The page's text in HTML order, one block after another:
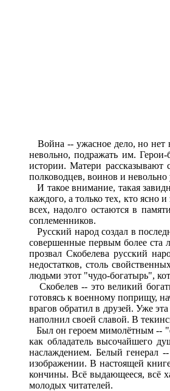
Война -- ужасное дело, но нет
невольно, подражать им.
истории. Матери
полководцев, воинов и
И такое внимание, такая
каждого, а только тех, кто ясно
всех, надолго остаются в
соплеменников.
Русский народ создал в
совершенные первым более ста
прозвал Скобелева русский
недостатков, столь
людьми этот "чудо-богатырь",
Скобелев -- это великий
готовясь к военному поприщу,
врагов обратил в друзей. Уже
наполнил своей славой. В
Был он героем мимолётным --
как обладатель высочайшего
наслаждением. Белый генерал
изображении. В настоящей
кончины. Всё выдающееся, всё
молодых читателей.